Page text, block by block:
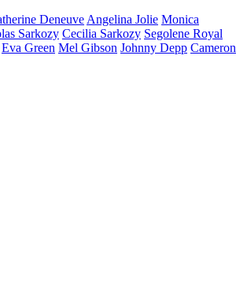
Deneuve Angelina Jolie Monica
Sarkozy Cecilia Sarkozy Segolene Royal
Eva Green Mel Gibson Johnny Depp Cameron